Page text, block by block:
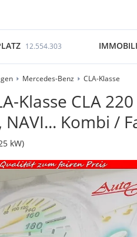
12.554.303
Mercedes-Benz CLA-Klasse
Klasse CLA
Kombi /
kW)